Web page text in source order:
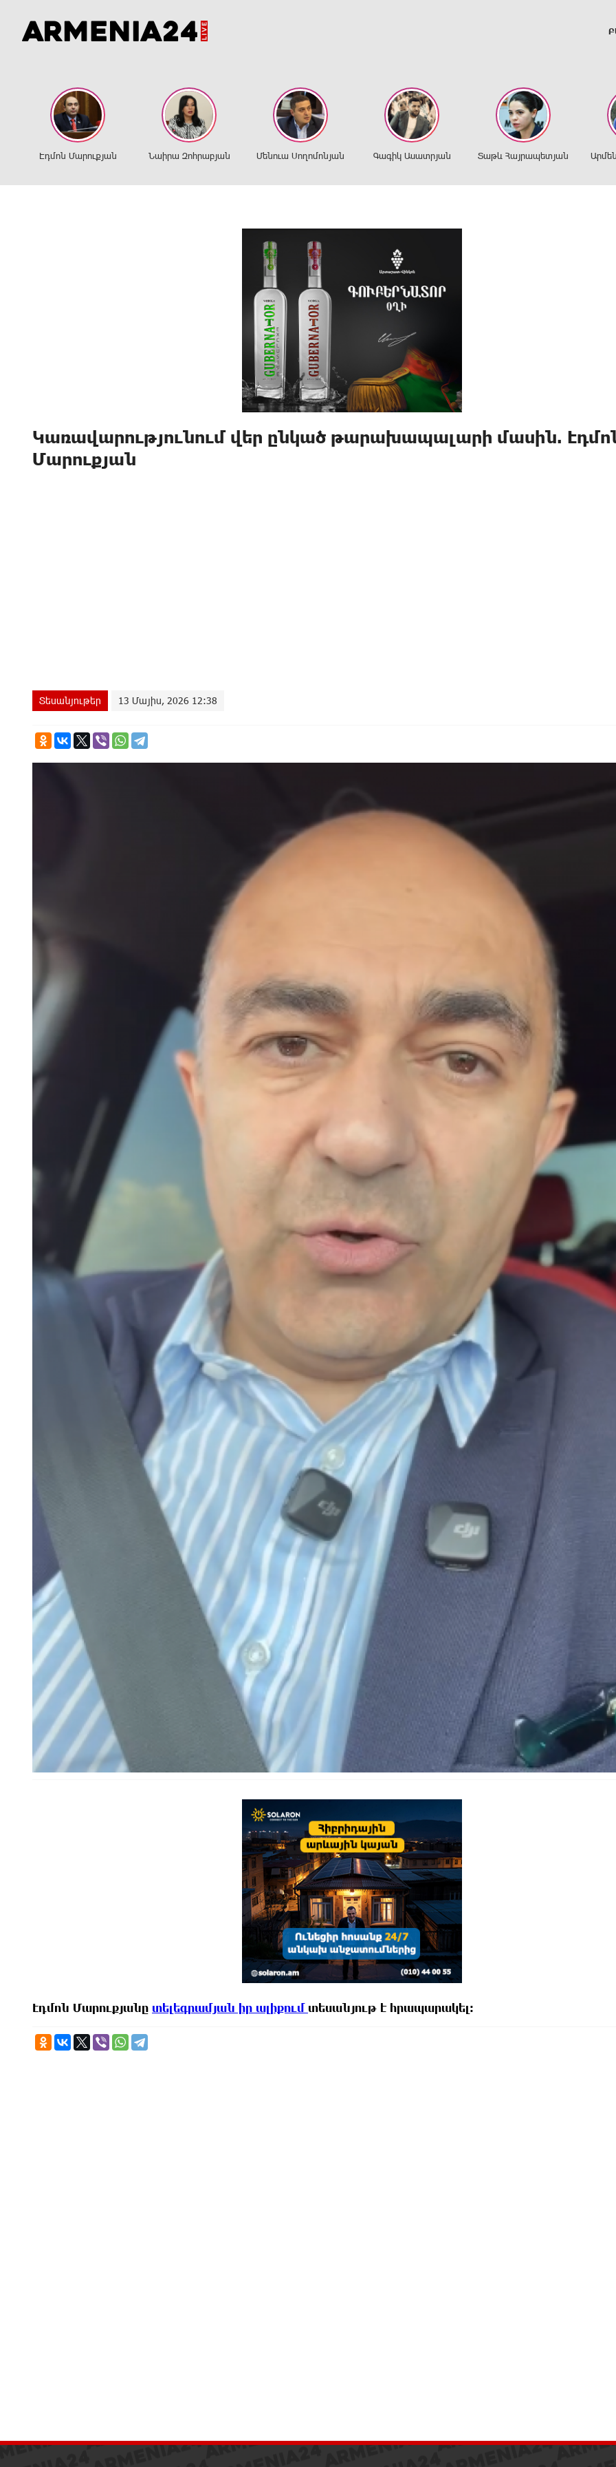
Էդմոն Մարուքյան Նաիրա Զոհրաբյան Մենուա Սողոմոնյան Գագիկ Ասատրյան Տաթև Հայրապետյան
Կառավարությունում վեր ընկած թարախապալարի մասին.
Մարուքյան
Տեսանյութեր 13 Մայիս, 2026 12:38
Էդմոն Մարուքյանը տելեգրամյան իր ալիքում տեսանյութ է հրապարակել։